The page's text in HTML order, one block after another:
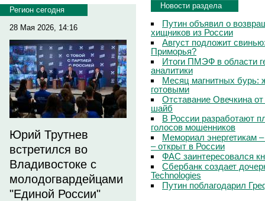
Регион сегодня
28 Мая 2026, 14:16
Юрий Трутнев
встретился во
Владивостоке с
молодогвардейцами
"Единой России"
Новости раздела
Путин объявил о
хищников из России
Август подложит
Приморья?
Итоги ПМЭФ в области
аналитики
Месяц магнитных бурь:
готовыми
Отставание Овечкина
шайб
В России разработают
голосов мошенников
Мемориал энергетикам
– открыт в России
ФАС заинтересовался
Сбербанк создает
Technologies
Путин поблагодарил